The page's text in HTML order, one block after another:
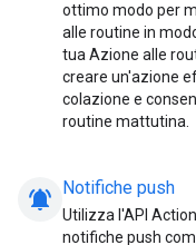
ottimo modo per
alle routine in
tua Azione alle
creare un'azione
colazione e
routine mattutina.
notifications_active Notifiche push
Utilizza l'API
notifiche push